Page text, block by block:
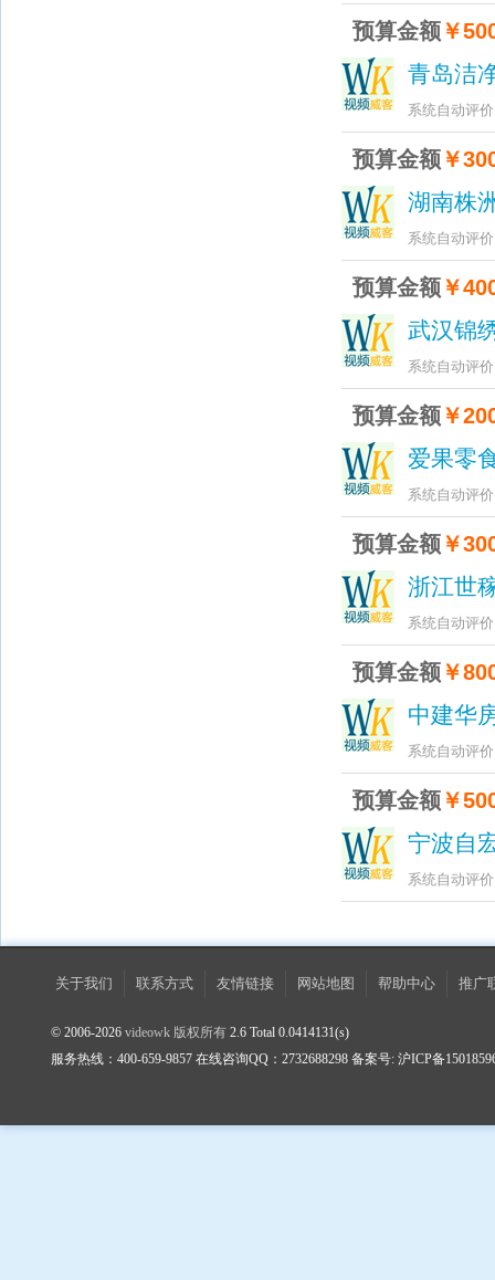
预算金额￥
青岛洁
系统自动评价
预算金额￥
湖南株
系统自动评价
预算金额￥
武汉锦
系统自动评价
预算金额￥
爱果零
系统自动评价
预算金额￥
浙江世
系统自动评价
预算金额￥
中建华
系统自动评价
预算金额￥
宁波自
系统自动评价
关于我们 联系方式 友情链接 网站地图 帮助中心 推广
© 2006-2026 videowk 版权所有 2.6 Total 0.0414131(s)
服务热线：400-659-9857 在线咨询QQ：2732688298 备案号: 沪ICP备